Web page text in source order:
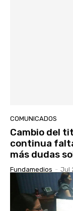
COMUNICADOS
Cambio del
continua
más dudas
Fundamedios - Jul